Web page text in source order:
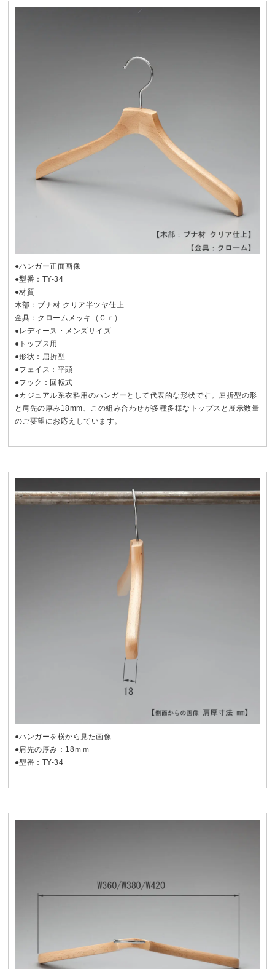
●ハンガー正面画像
●型番：TY-34
●材質
木部：ブナ材 クリア半ツヤ仕上
金具：クロームメッキ（Ｃｒ）
●レディース・メンズサイズ
●トップス用
●形状：屈折型
●フェイス：平頭
●フック：回転式
●カジュアル系衣料用のハンガーとして代表的な形状です。屈折型の形
と肩先の厚み18mm、この組み合わせが多種多様なトップスと展示数量
のご要望にお応えしています。
●ハンガーを横から見た画像
●肩先の厚み：18ｍｍ
●型番：TY-34